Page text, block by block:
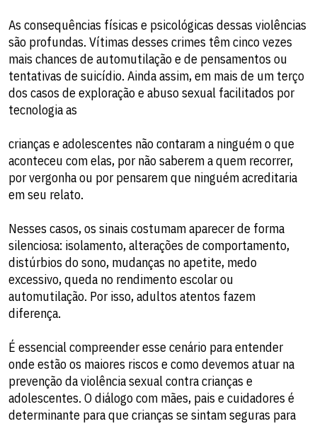
As consequências físicas e psicológicas dessas violências
são profundas. Vítimas desses crimes têm cinco vezes
mais chances de automutilação e de pensamentos ou
tentativas de suicídio. Ainda assim, em mais de um terço
dos casos de exploração e abuso sexual facilitados por
tecnologia as
crianças e adolescentes não contaram a ninguém o que
aconteceu com elas, por não saberem a quem recorrer,
por vergonha ou por pensarem que ninguém acreditaria
em seu relato.
Nesses casos, os sinais costumam aparecer de forma
silenciosa: isolamento, alterações de comportamento,
distúrbios do sono, mudanças no apetite, medo
excessivo, queda no rendimento escolar ou
automutilação. Por isso, adultos atentos fazem
diferença.
É essencial compreender esse cenário para entender
onde estão os maiores riscos e como devemos atuar na
prevenção da violência sexual contra crianças e
adolescentes. O diálogo com mães, pais e cuidadores é
determinante para que crianças se sintam seguras para